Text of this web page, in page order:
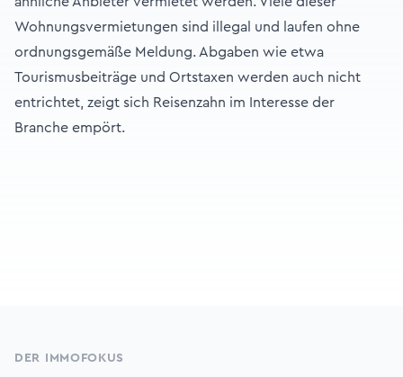
Wohnungsvermietungen sind illegal und laufen ohne
ordnungsgemäße Meldung. Abgaben wie etwa
Tourismusbeiträge und Ortstaxen werden auch nicht
entrichtet, zeigt sich Reisenzahn im Interesse der
Branche empört.
DER IMMOFOKUS